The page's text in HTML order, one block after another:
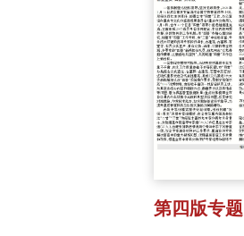
第四版专题